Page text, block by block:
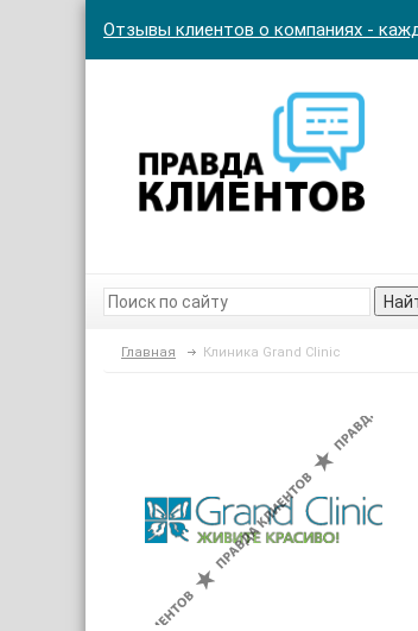
Отзывы клиентов о компаниях -
Главная Клиника Grand Clinic